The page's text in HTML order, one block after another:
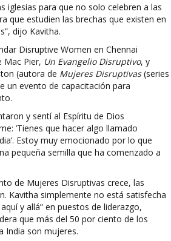
iglesias para que no solo celebren a las
que estudien las brechas que existen en
dijo Kavitha.
Disruptive Women en Chennai
Mac Pier, Un Evangelio Disruptivo, y
(autora de Mujeres Disruptivas(series
un evento de capacitación para
y sentí al Espíritu de Dios
‘Tienes que hacer algo llamado
Estoy muy emocionado por lo que
pequeña semilla que ha comenzado a
de Mujeres Disruptivas crece, las
Kavitha simplemente no está satisfecha
y allá” en puestos de liderazgo,
que más del 50 por ciento de los
India son mujeres.